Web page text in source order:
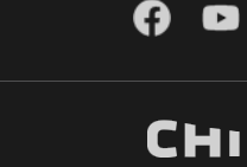
Facebook